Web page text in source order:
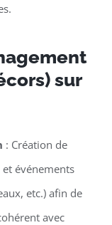
sur
: Création de
événements
etc.) afin de
avec